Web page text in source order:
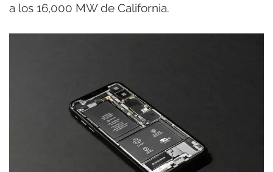
a los 16,000 MW de California.